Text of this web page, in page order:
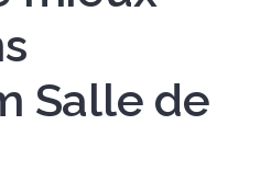
Salle de